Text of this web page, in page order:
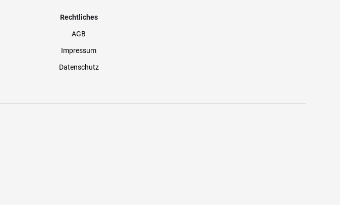
Rechtliches
AGB
Impressum
Datenschutz